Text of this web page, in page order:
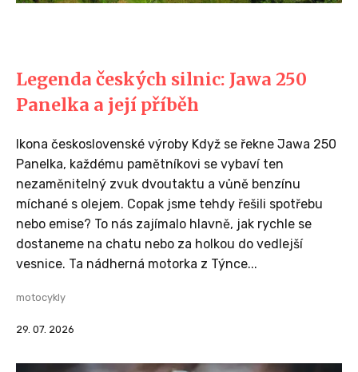
Legenda českých silnic: Jawa 250
Panelka a její příběh
Ikona československé výroby Když se řekne Jawa 250
Panelka, každému pamětníkovi se vybaví ten
nezaměnitelný zvuk dvoutaktu a vůně benzínu
míchané s olejem. Copak jsme tehdy řešili spotřebu
nebo emise? To nás zajímalo hlavně, jak rychle se
dostaneme na chatu nebo za holkou do vedlejší
vesnice. Ta nádherná motorka z Týnce...
motocykly
29. 07. 2026